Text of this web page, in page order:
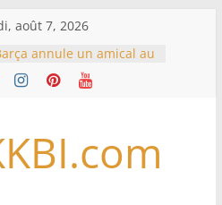
août 7, 2026
annule un amical au
la crise migratoire de
confirme sa